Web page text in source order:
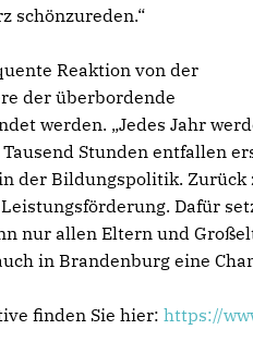
schönzureden.“
Reaktion von der
der überbordende
werden. „Jedes Jahr
Stunden entfallen
der Bildungspolitik.
Dafür
nur allen Eltern und
in Brandenburg eine
finden Sie hier: https://